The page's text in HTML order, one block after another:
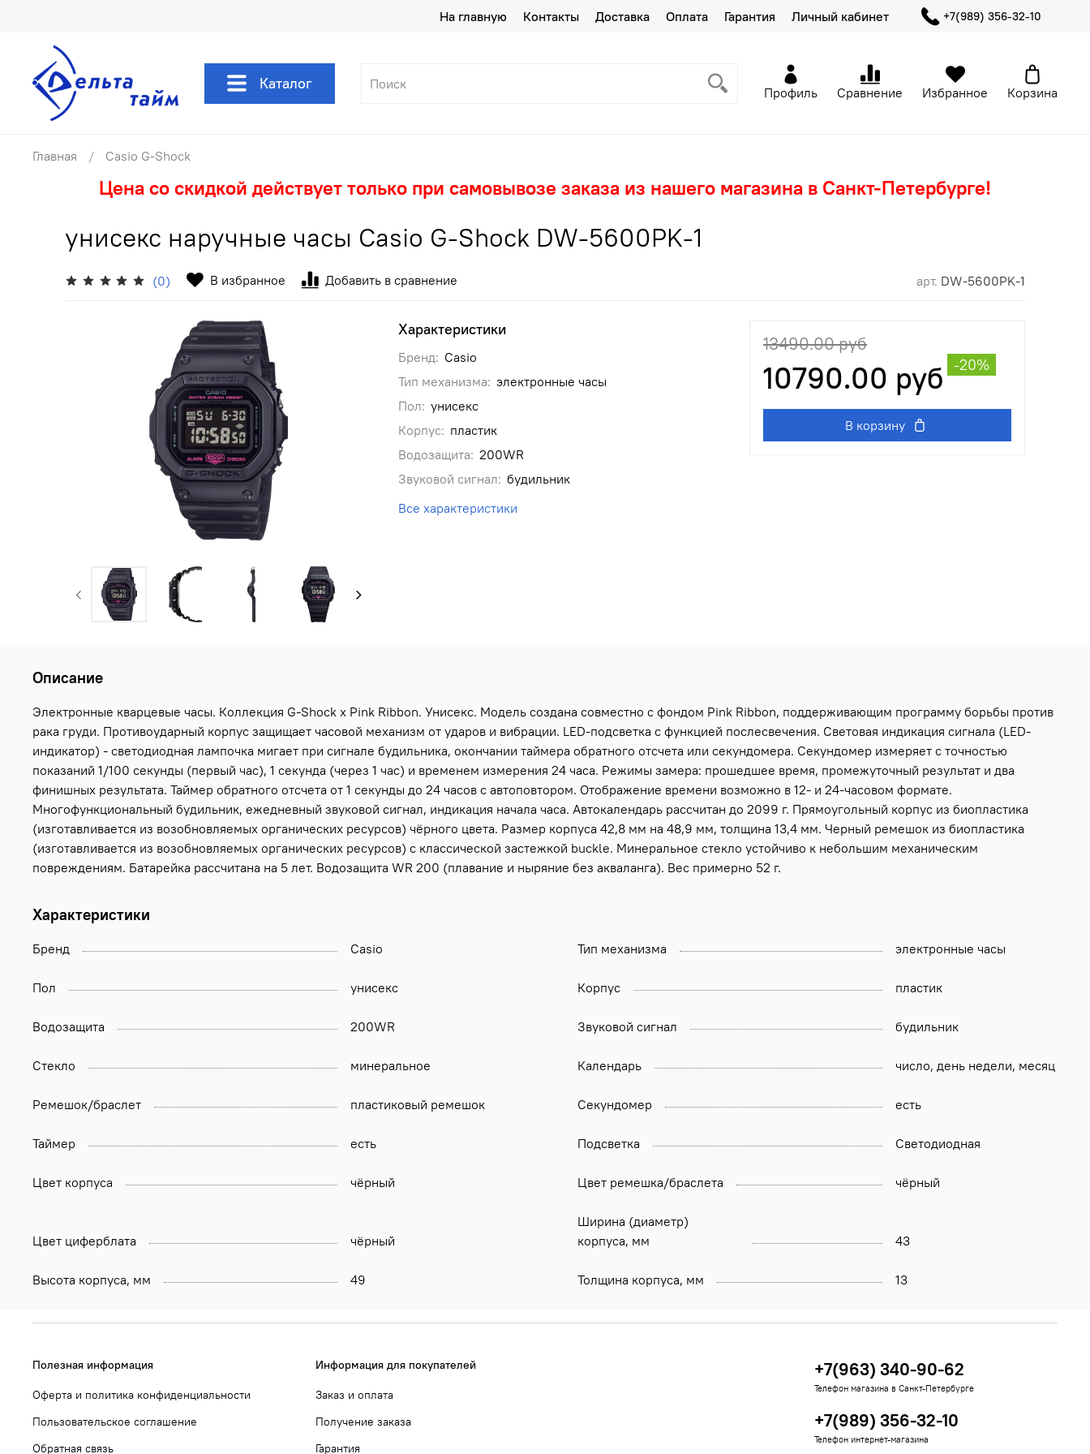
На главную Контакты Доставка Оплата Гарантия Личный кабинет +7(989) 356-32-10
Каталог Профиль Сравнение Избранное Корзина
Главная Casio G-Shock
Цена со скидкой действует только при самовывозе заказа из нашего магазина в Санкт-Петербурге!
унисекс наручные часы Casio G-Shock DW-5600PK-1
(0) В избранное Добавить в сравнение арт. DW-5600PK-1
Характеристики
Бренд: Casio
Тип механизма: электронные часы
Пол: унисекс
Корпус: пластик
Водозащита: 200WR
Звуковой сигнал: будильник
Все характеристики
13490.00 руб
10790.00 руб -20%
В корзину
Описание
Электронные кварцевые часы. Коллекция G-Shock x Pink Ribbon. Унисекс. Модель создана совместно с фондом Pink Ribbon, поддерживающим программу борьбы против
рака груди. Противоударный корпус защищает часовой механизм от ударов и вибрации. LED-подсветка с функцией послесвечения. Световая индикация сигнала (LED-
индикатор) - светодиодная лампочка мигает при сигнале будильника, окончании таймера обратного отсчета или секундомера. Секундомер измеряет с точностью
показаний 1/100 секунды (первый час), 1 секунда (через 1 час) и временем измерения 24 часа. Режимы замера: прошедшее время, промежуточный результат и два
финишных результата. Таймер обратного отсчета от 1 секунды до 24 часов с автоповтором. Отображение времени возможно в 12- и 24-часовом формате.
Многофункциональный будильник, ежедневный звуковой сигнал, индикация начала часа. Автокалендарь рассчитан до 2099 г. Прямоугольный корпус из биопластика
(изготавливается из возобновляемых органических ресурсов) чёрного цвета. Размер корпуса 42,8 мм на 48,9 мм, толщина 13,4 мм. Черный ремешок из биопластика
(изготавливается из возобновляемых органических ресурсов) с классической застежкой buckle. Минеральное стекло устойчиво к небольшим механическим
повреждениям. Батарейка рассчитана на 5 лет. Водозащита WR 200 (плавание и ныряние без акваланга). Вес примерно 52 г.
Характеристики
Бренд Casio Тип механизма электронные часы
Пол унисекс Корпус пластик
Водозащита 200WR Звуковой сигнал будильник
Стекло минеральное Календарь число, день недели, месяц
Ремешок/браслет пластиковый ремешок Секундомер есть
Таймер есть Подсветка Светодиодная
Цвет корпуса чёрный Цвет ремешка/браслета чёрный
Цвет циферблата чёрный
Ширина (диаметр)
корпуса, мм
43
Высота корпуса, мм 49 Толщина корпуса, мм 13
Полезная информация
Оферта и политика конфиденциальности
Пользовательское соглашение
Обратная связь
Информация для покупателей
Заказ и оплата
Получение заказа
Гарантия
+7(963) 340-90-62
Телефон магазина в Санкт-Петербурге
+7(989) 356-32-10
Телефон интернет-магазина